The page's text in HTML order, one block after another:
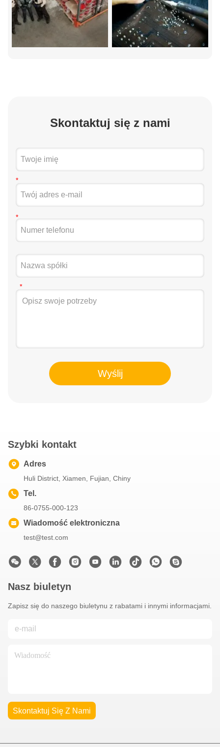
Skontaktuj się z nami
Wyślij
Szybki kontakt
Adres
Huli District, Xiamen, Fujian, Chiny
Tel.
86-0755-000-123
Wiadomość elektroniczna
test@test.com
Nasz biuletyn
Zapisz się do naszego biuletynu z rabatami i innymi informacjami.
Skontaktuj Się Z Nami